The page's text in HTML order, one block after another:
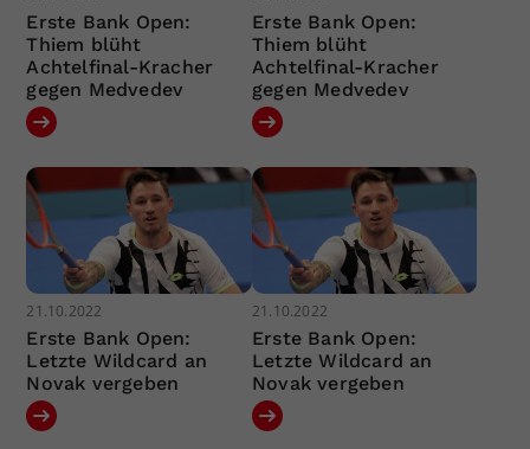
Erste Bank Open:
Thiem blüht
Achtelfinal-Kracher
gegen Medvedev
Erste Bank Open:
Thiem blüht
Achtelfinal-Kracher
gegen Medvedev
21.10.2022
Erste Bank Open:
Letzte Wildcard an
Novak vergeben
21.10.2022
Erste Bank Open:
Letzte Wildcard an
Novak vergeben